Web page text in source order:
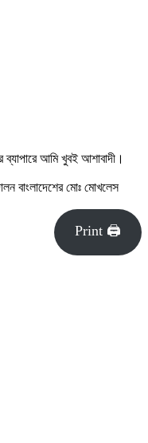
আমি খুবই আশাবাদী।
বাংলাদেশের মোঃ মোখলেস
Print 🖨